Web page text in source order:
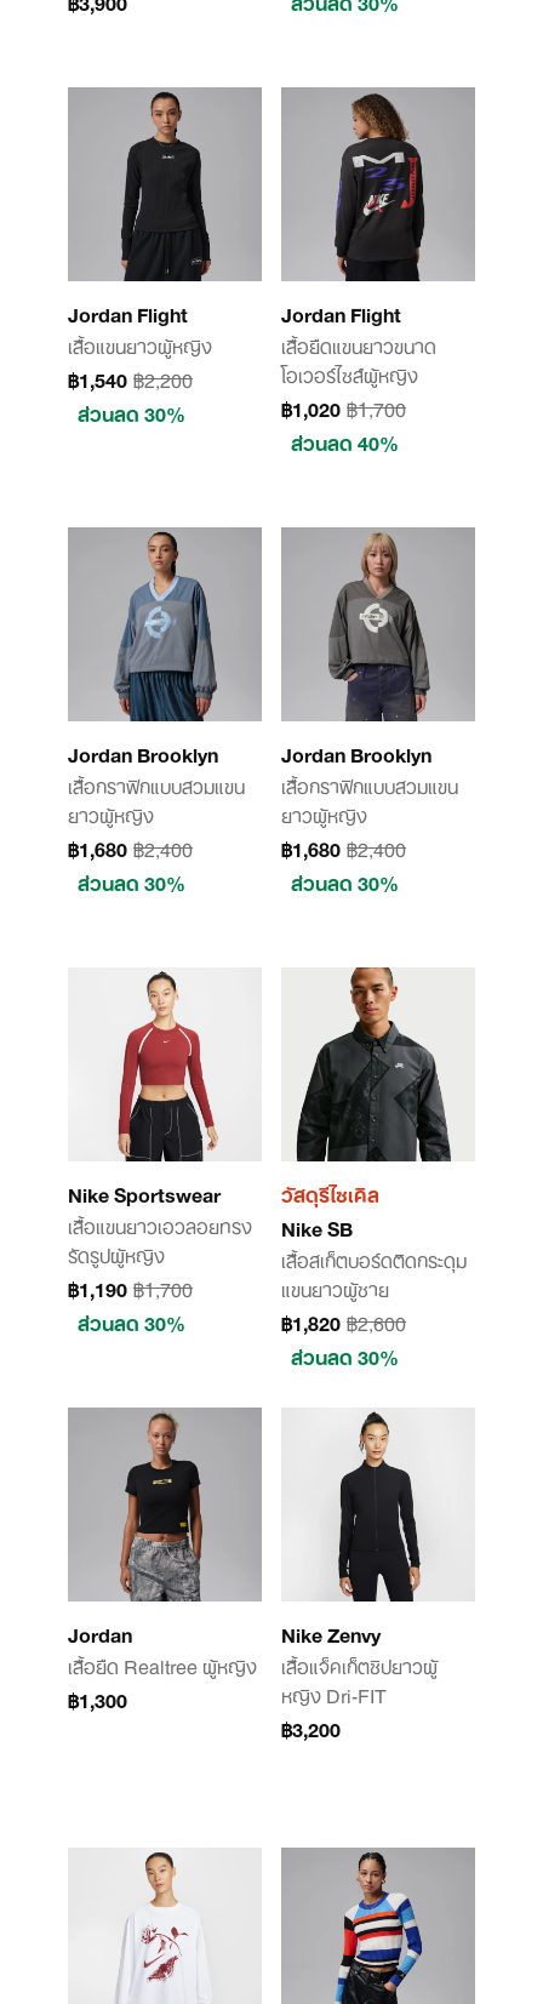
Jordan Flight
เสื้อแขนยาวผู้หญิง
฿1,540฿2,200
ส่วนลด 30%
Jordan Flight
เสื้อยืดแขนยาวขนาด
โอเวอร์ไซส์ผู้หญิง
฿1,020฿1,700
ส่วนลด 40%
Jordan Brooklyn
เสื้อกราฟิกแบบสวมแขน
ยาวผู้หญิง
฿1,680฿2,400
ส่วนลด 30%
Jordan Brooklyn
เสื้อกราฟิกแบบสวมแขน
ยาวผู้หญิง
฿1,680฿2,400
ส่วนลด 30%
Nike Sportswear
เสื้อแขนยาวเอวลอยทรง
รัดรูปผู้หญิง
฿1,190฿1,700
ส่วนลด 30%
วัสดุรีไซเคิล
Nike SB
เสื้อสเก็ตบอร์ดติดกระดุม
แขนยาวผู้ชาย
฿1,820฿2,600
ส่วนลด 30%
Jordan
เสื้อยืด Realtree ผู้หญิง
฿1,300
Nike Zenvy
เสื้อแจ็คเก็ตซิปยาวผู้
หญิง Dri-FIT
฿3,200